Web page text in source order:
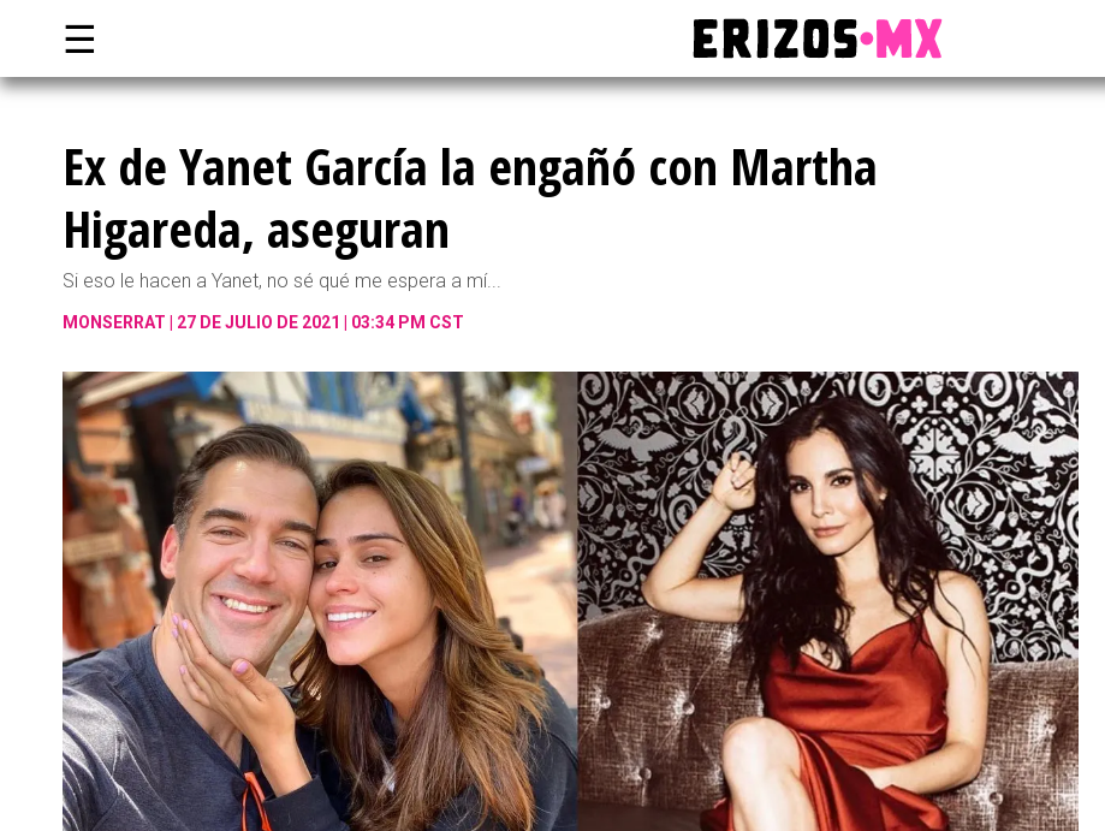
☰
Ex de Yanet García la engañó con Martha
Higareda, aseguran
Si eso le hacen a Yanet, no sé qué me espera a mí...
MONSERRAT 27 DE JULIO DE 2021 | 03:34 PM CST